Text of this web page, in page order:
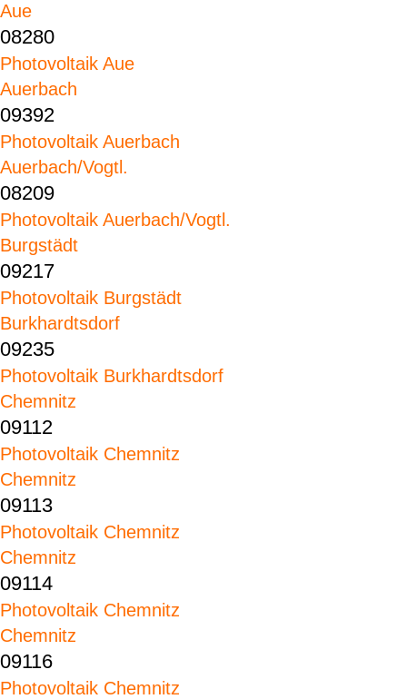
Aue
08280
Photovoltaik Aue
Auerbach
09392
Photovoltaik Auerbach
Auerbach/Vogtl.
08209
Photovoltaik Auerbach/Vogtl.
Burgstädt
09217
Photovoltaik Burgstädt
Burkhardtsdorf
09235
Photovoltaik Burkhardtsdorf
Chemnitz
09112
Photovoltaik Chemnitz
Chemnitz
09113
Photovoltaik Chemnitz
Chemnitz
09114
Photovoltaik Chemnitz
Chemnitz
09116
Photovoltaik Chemnitz